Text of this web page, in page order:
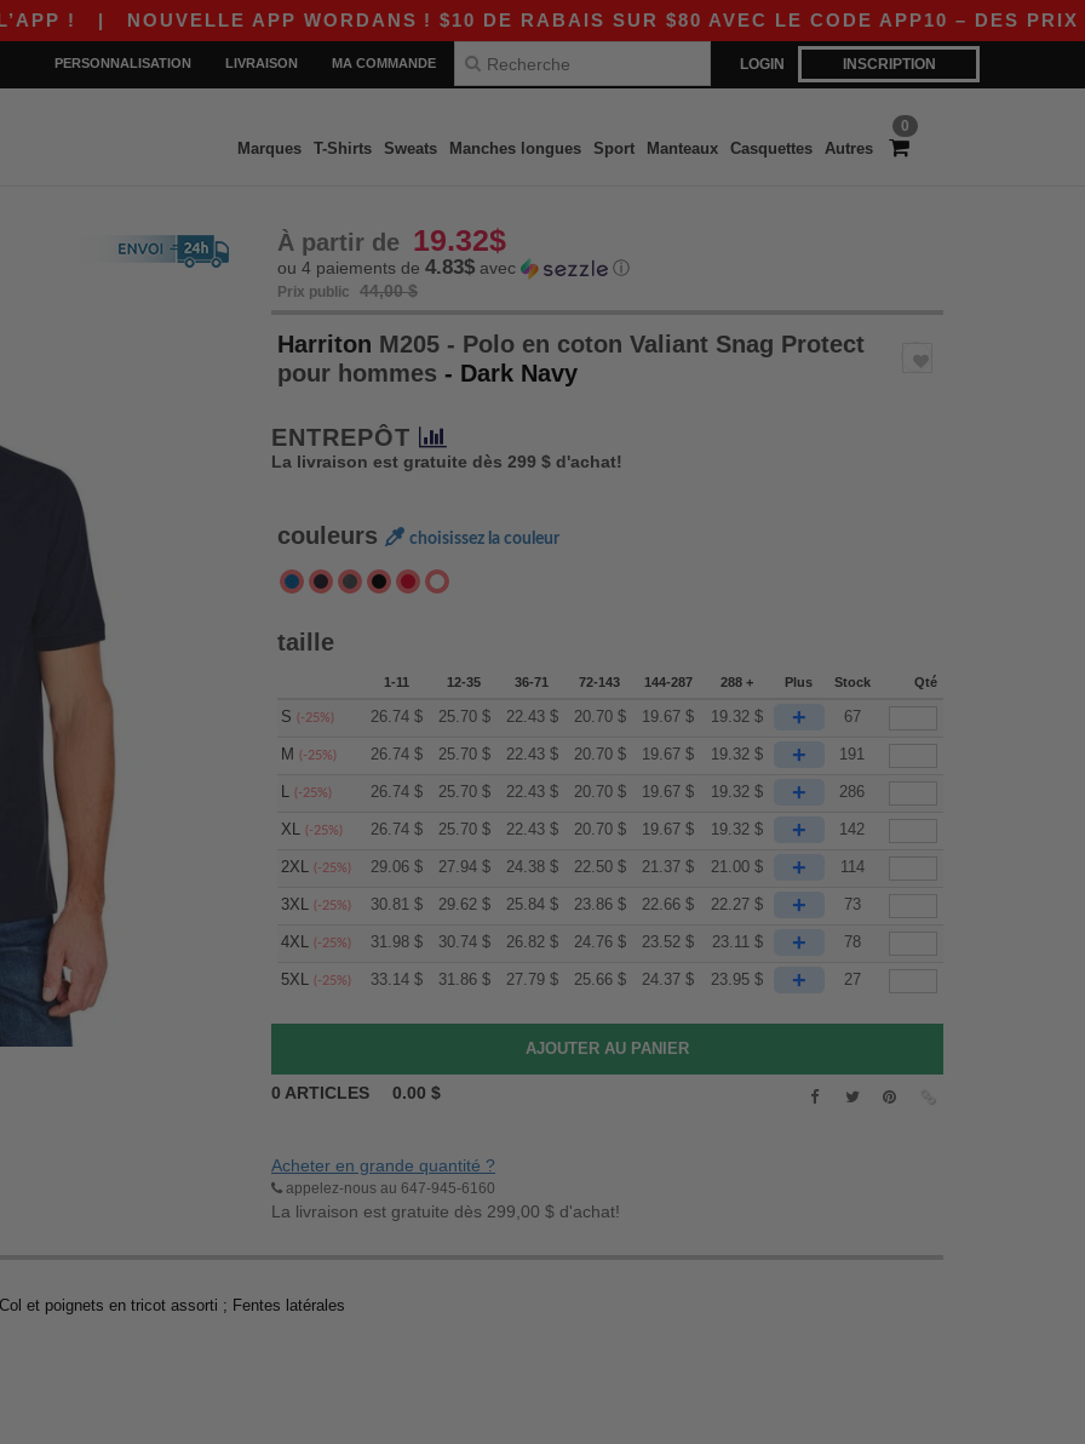
NOUVELLE APP WORDANS ! $10 DE RABAIS SUR $80 AVEC LE CODE APP10 – DES PRIX ENCORE
LOGIN INSCRIPTION
PERSONNALISATION LIVRAISON MA COMMANDE
0
Marques T-Shirts Sweats Manches longues Sport Manteaux Casquettes Autres
À partir de 19.32$
ou 4 paiements de 4.83$ avec ⓘ
Prix public 44,00 $
Harriton M205 - Polo en coton Valiant Snag Protect
pour hommes - Dark Navy
ENTREPÔT
La livraison est gratuite dès 299 $ d'achat!
couleurs choisissez la couleur
taille
1-11 12-35 36-71 72-143 144-287 288 + Plus Stock Qté
S (-25%) 26.74 $ 25.70 $ 22.43 $ 20.70 $ 19.67 $ 19.32 $ + 67
M (-25%) 26.74 $ 25.70 $ 22.43 $ 20.70 $ 19.67 $ 19.32 $ + 191
L (-25%) 26.74 $ 25.70 $ 22.43 $ 20.70 $ 19.67 $ 19.32 $ + 286
XL (-25%) 26.74 $ 25.70 $ 22.43 $ 20.70 $ 19.67 $ 19.32 $ + 142
2XL (-25%) 29.06 $ 27.94 $ 24.38 $ 22.50 $ 21.37 $ 21.00 $ + 114
3XL (-25%) 30.81 $ 29.62 $ 25.84 $ 23.86 $ 22.66 $ 22.27 $ + 73
4XL (-25%) 31.98 $ 30.74 $ 26.82 $ 24.76 $ 23.52 $ 23.11 $ + 78
5XL (-25%) 33.14 $ 31.86 $ 27.79 $ 25.66 $ 24.37 $ 23.95 $ + 27
0 ARTICLES 0.00 $
Acheter en grande quantité ?
appelez-nous au 647-945-6160
La livraison est gratuite dès 299,00 $ d'achat!
et poignets en tricot assorti ; Fentes latérales